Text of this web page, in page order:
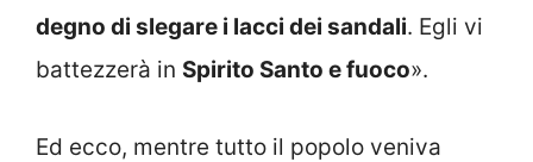
degno di slegare i lacci dei sandali. Egli vi
battezzerà in Spirito Santo e fuoco».
Ed ecco, mentre tutto il popolo veniva